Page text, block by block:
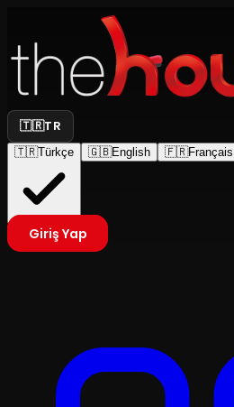
🇹🇷TR
🇹🇷Türkçe 🇬🇧English 🇫🇷Français
Giriş Yap